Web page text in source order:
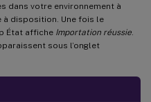
dans votre environnement à
à disposition. Une fois le
État affiche Importation réussie
sous l’onglet